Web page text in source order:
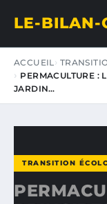
LE-BILAN-
ACCUEIL
PERMACULTURE :
JARDIN…
TRANSITION